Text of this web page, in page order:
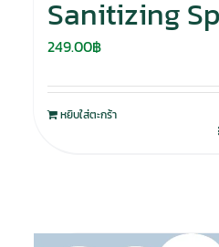
Sanitizing
249.00฿
หยิบใส่ตะกร้า